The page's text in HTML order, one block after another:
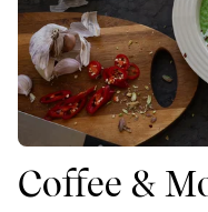
Coffee &